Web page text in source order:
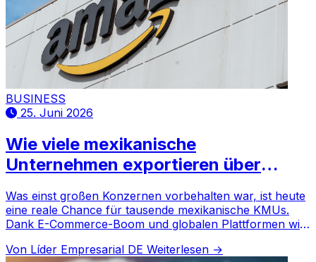
BUSINESS
25. Juni 2026
Wie viele mexikanische
Unternehmen exportieren über
Was einst großen Konzernen vorbehalten war, ist heute
eine reale Chance für tausende mexikanische KMUs.
Dank E-Commerce-Boom und globalen Plattformen wie
Von Líder Empresarial DE Weiterlesen →